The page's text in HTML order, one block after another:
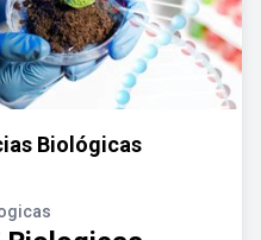
Biológicas